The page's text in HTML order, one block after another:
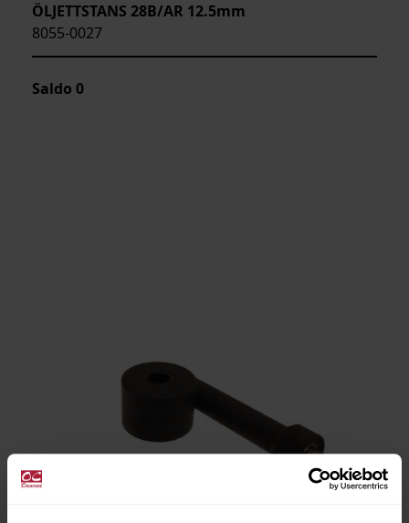
ÖLJETTSTANS 28B/AR 12.5mm
8055-0027
Saldo 0